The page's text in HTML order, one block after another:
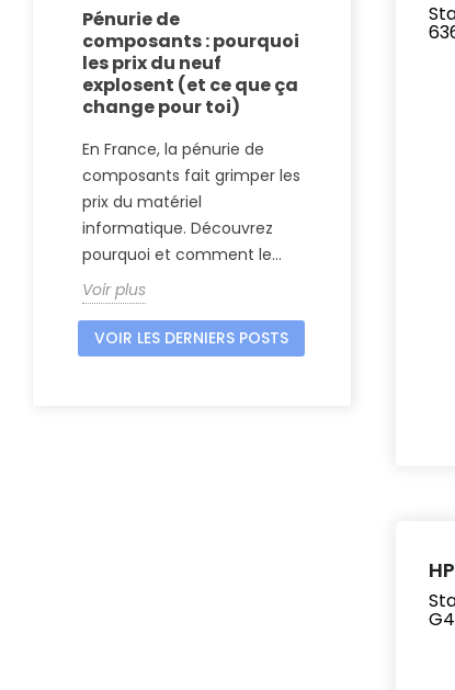
Pénurie de
composants : pourquoi
les prix du neuf
explosent (et ce que ça
change pour toi)
En France, la pénurie de
composants fait grimper les
prix du matériel
informatique. Découvrez
pourquoi et comment le...
Voir plus
vs
Apple a
moins
partir de
séduire
VOIR LES DERNIERS POSTS
HP